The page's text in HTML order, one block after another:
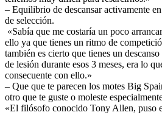
– Equilibrio de descansar activamente
de selección.
«Sabía que me costaría un poco
ello ya que tienes un ritmo de
también es cierto que tienes un
de lesión durante esos 3 meses, era lo
consecuente con ello.»
– Que que te parecen los motes Big
otro que te guste o moleste
«El filósofo conocido Tony Allen, puso